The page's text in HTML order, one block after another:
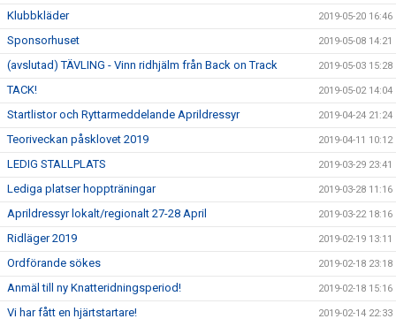
Klubbkläder 2019-05-20 16:46
Sponsorhuset 2019-05-08 14:21
(avslutad) TÄVLING - Vinn ridhjälm från Back on Track 2019-05-03 15:28
TACK! 2019-05-02 14:04
Startlistor och Ryttarmeddelande Aprildressyr 2019-04-24 21:24
Teoriveckan påsklovet 2019 2019-04-11 10:12
LEDIG STALLPLATS 2019-03-29 23:41
Lediga platser hoppträningar 2019-03-28 11:16
Aprildressyr lokalt/regionalt 27-28 April 2019-03-22 18:16
Ridläger 2019 2019-02-19 13:11
Ordförande sökes 2019-02-18 23:18
Anmäl till ny Knatteridningsperiod! 2019-02-18 15:16
Vi har fått en hjärtstartare! 2019-02-14 22:33